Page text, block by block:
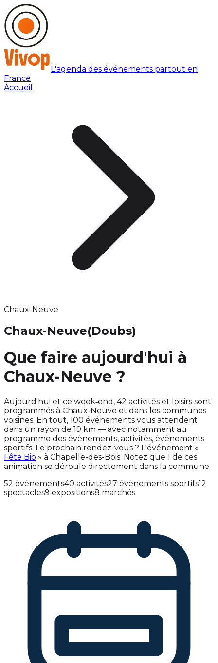
L'agenda des événements partout en
France
Accueil
Chaux-Neuve
Chaux-Neuve(Doubs)
Que faire aujourd'hui à
Chaux-Neuve ?
Aujourd'hui et ce week‑end, 42 activités et loisirs sont
programmés à Chaux-Neuve et dans les communes
voisines. En tout, 100 événements vous attendent
dans un rayon de 19 km — avec notamment au
programme des événements, activités, événements
sportifs. Le prochain rendez-vous ? L'événement «
Fête Bio » à Chapelle-des-Bois. Notez que 1 de ces
animation se déroule directement dans la commune.
52 événements40 activités27 événements sportifs12
spectacles9 expositions8 marchés